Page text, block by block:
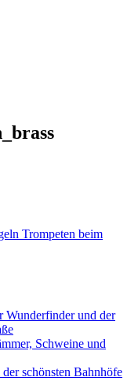
Trompeten beim
Wunderfinder und der
Schweine und
schönsten Bahnhöfe